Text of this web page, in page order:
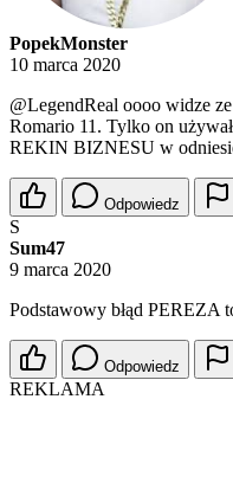
PopekMonster
10 marca 2020
@LegendReal oooo widze
Romario 11. Tylko on
REKIN BIZNESU w
Odpowiedz
S
Sum47
9 marca 2020
Podstawowy błąd PEREZA
Odpowiedz
REKLAMA